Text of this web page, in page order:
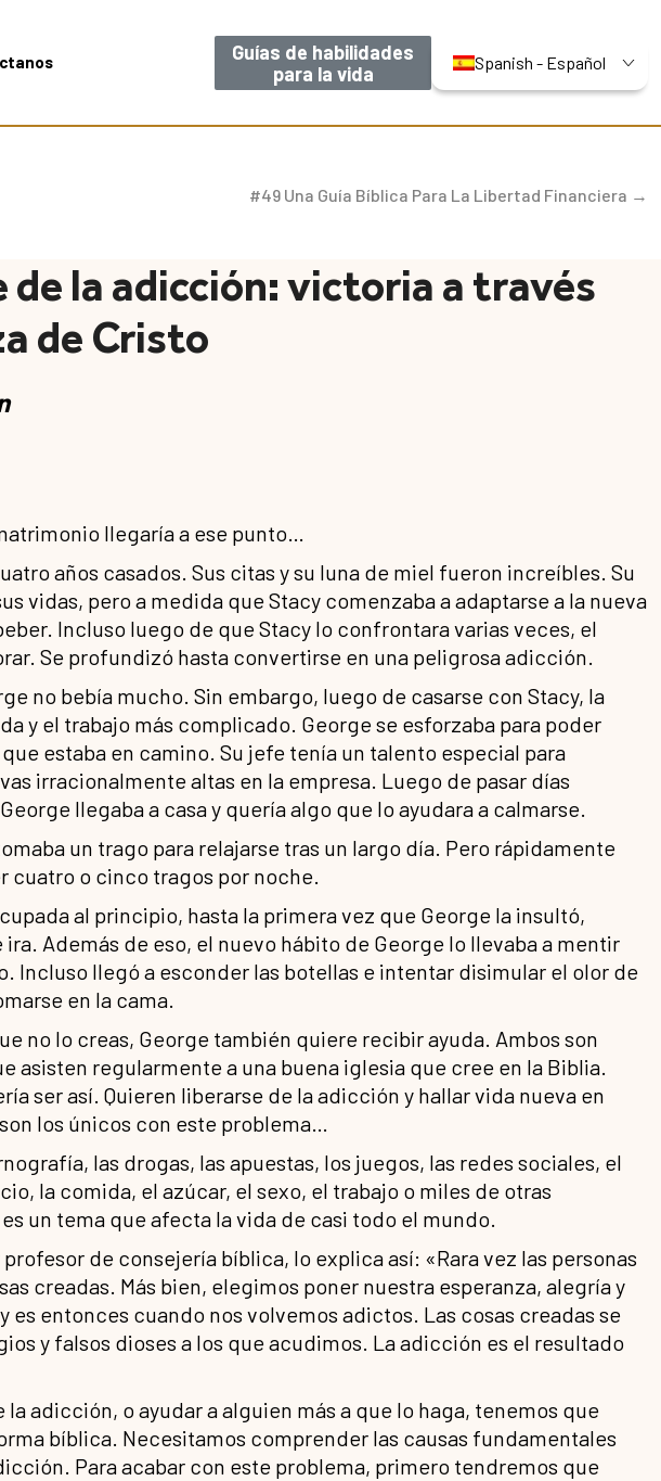
Guías de habilidades
para la vida
Spanish - Español
#49 Una Guía Bíblica Para La Libertad Financiera →
la adicción: victoria a través
de Cristo
llegaría a ese punto…
años casados. Sus citas y su luna de miel fueron increíbles. Su
vidas, pero a medida que Stacy comenzaba a adaptarse a la nueva
Incluso luego de que Stacy lo confrontara varias veces, el
Se profundizó hasta convertirse en una peligrosa adicción.
no bebía mucho. Sin embargo, luego de casarse con Stacy, la
y el trabajo más complicado. George se esforzaba para poder
estaba en camino. Su jefe tenía un talento especial para
irracionalmente altas en la empresa. Luego de pasar días
llegaba a casa y quería algo que lo ayudara a calmarse.
un trago para relajarse tras un largo día. Pero rápidamente
cuatro o cinco tragos por noche.
al principio, hasta la primera vez que George la insultó,
Además de eso, el nuevo hábito de George lo llevaba a mentir
Incluso llegó a esconder las botellas e intentar disimular el olor de
en la cama.
no lo creas, George también quiere recibir ayuda. Ambos son
asisten regularmente a una buena iglesia que cree en la Biblia.
ser así. Quieren liberarse de la adicción y hallar vida nueva en
los únicos con este problema…
las drogas, las apuestas, los juegos, las redes sociales, el
la comida, el azúcar, el sexo, el trabajo o miles de otras
un tema que afecta la vida de casi todo el mundo.
de consejería bíblica, lo explica así: «Rara vez las personas
creadas. Más bien, elegimos poner nuestra esperanza, alegría y
es entonces cuando nos volvemos adictos. Las cosas creadas se
y falsos dioses a los que acudimos. La adicción es el resultado
adicción, o ayudar a alguien más a que lo haga, tenemos que
bíblica. Necesitamos comprender las causas fundamentales
Para acabar con este problema, primero tendremos que